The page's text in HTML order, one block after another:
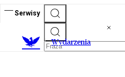
Serwisy
Wydarzenia